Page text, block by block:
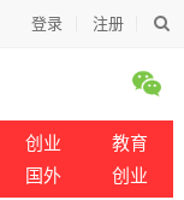
登录 注册
创业
教育
国外 创业